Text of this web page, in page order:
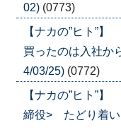
02) (0773)
【ナカの”ヒト”
買ったのは入社か
4/03/25) (0772)
【ナカの”ヒト”
締役> たどり着い